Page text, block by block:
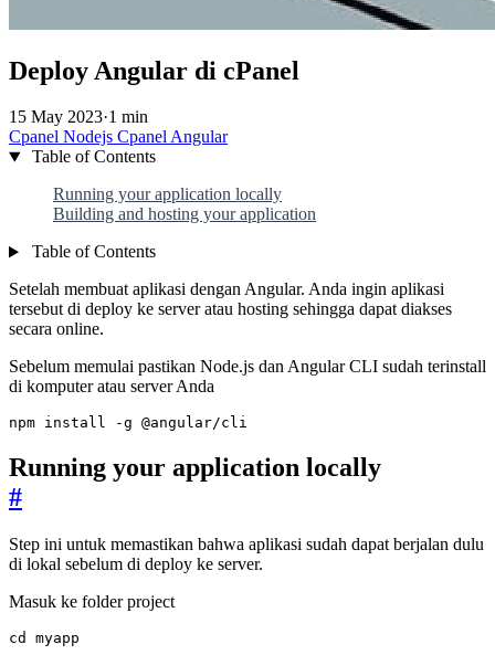
Deploy Angular di cPanel
15 May 2023·1 min
Cpanel Nodejs CpanelAngular
Table of Contents
Running your application locally
Building and hosting your application
Table of Contents
Setelah membuat aplikasi dengan Angular. Anda ingin aplikasi
tersebut di deploy ke server atau hosting sehingga dapat diakses
secara online.
Sebelum memulai pastikan Node.js dan Angular CLI sudah terinstall
di komputer atau server Anda
npm install -g @angular/cli
Running your application locally
#
Step ini untuk memastikan bahwa aplikasi sudah dapat berjalan dulu
di lokal sebelum di deploy ke server.
Masuk ke folder project
cd myapp